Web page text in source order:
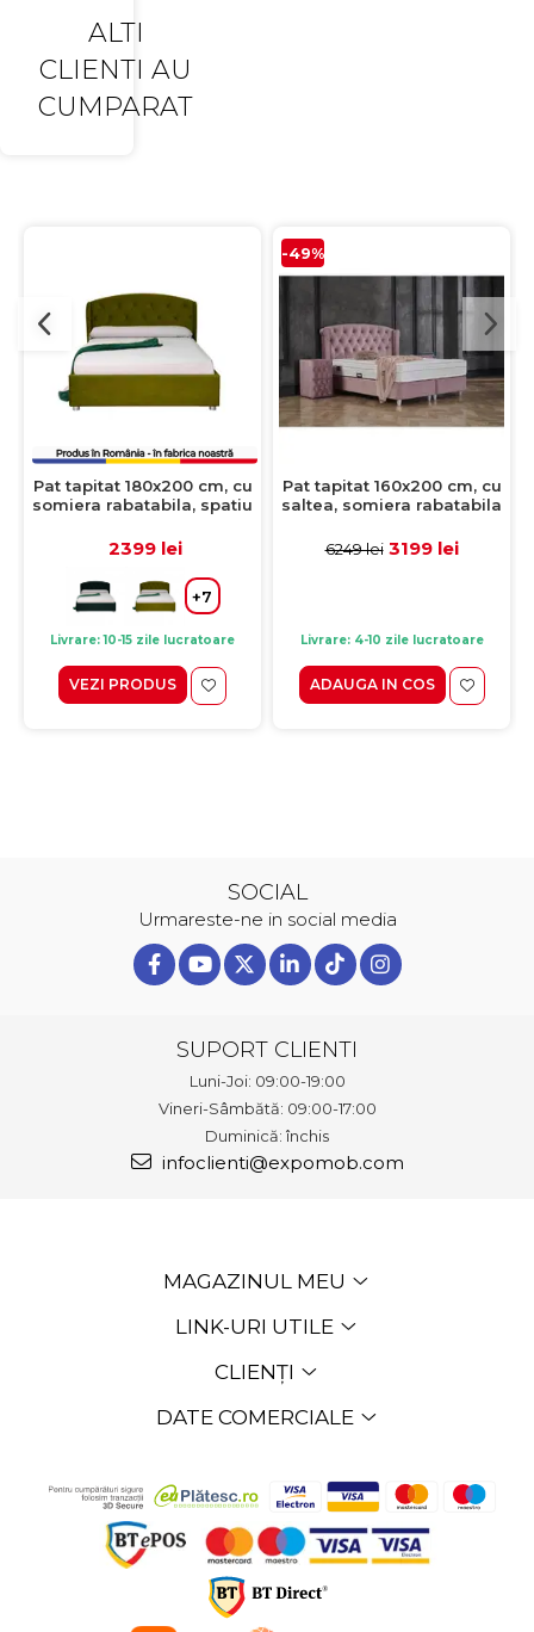
ALTI
CLIENTI AU
CUMPARAT
Pat tapitat 180x200 cm, cu
somiera rabatabila, spatiu
deschis
2399 lei
+7
Livrare: 10-15 zile lucratoare
VEZI PRODUS
-49%
Pat tapitat 160x200 cm, cu
saltea, somiera rabatabila
stofa roz
6249 lei 3199 lei
Livrare: 4-10 zile lucratoare
ADAUGA IN COS
SOCIAL
Urmareste-ne in social media
SUPORT CLIENTI
Luni-Joi: 09:00-19:00
Vineri-Sâmbătă: 09:00-17:00
Duminică: închis
infoclienti@expomob.com
MAGAZINUL MEU
LINK-URI UTILE
CLIENȚI
DATE COMERCIALE